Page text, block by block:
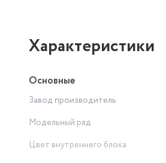
Характеристики
Основные
Завод производитель
Модельный ряд
Цвет внутреннего блока